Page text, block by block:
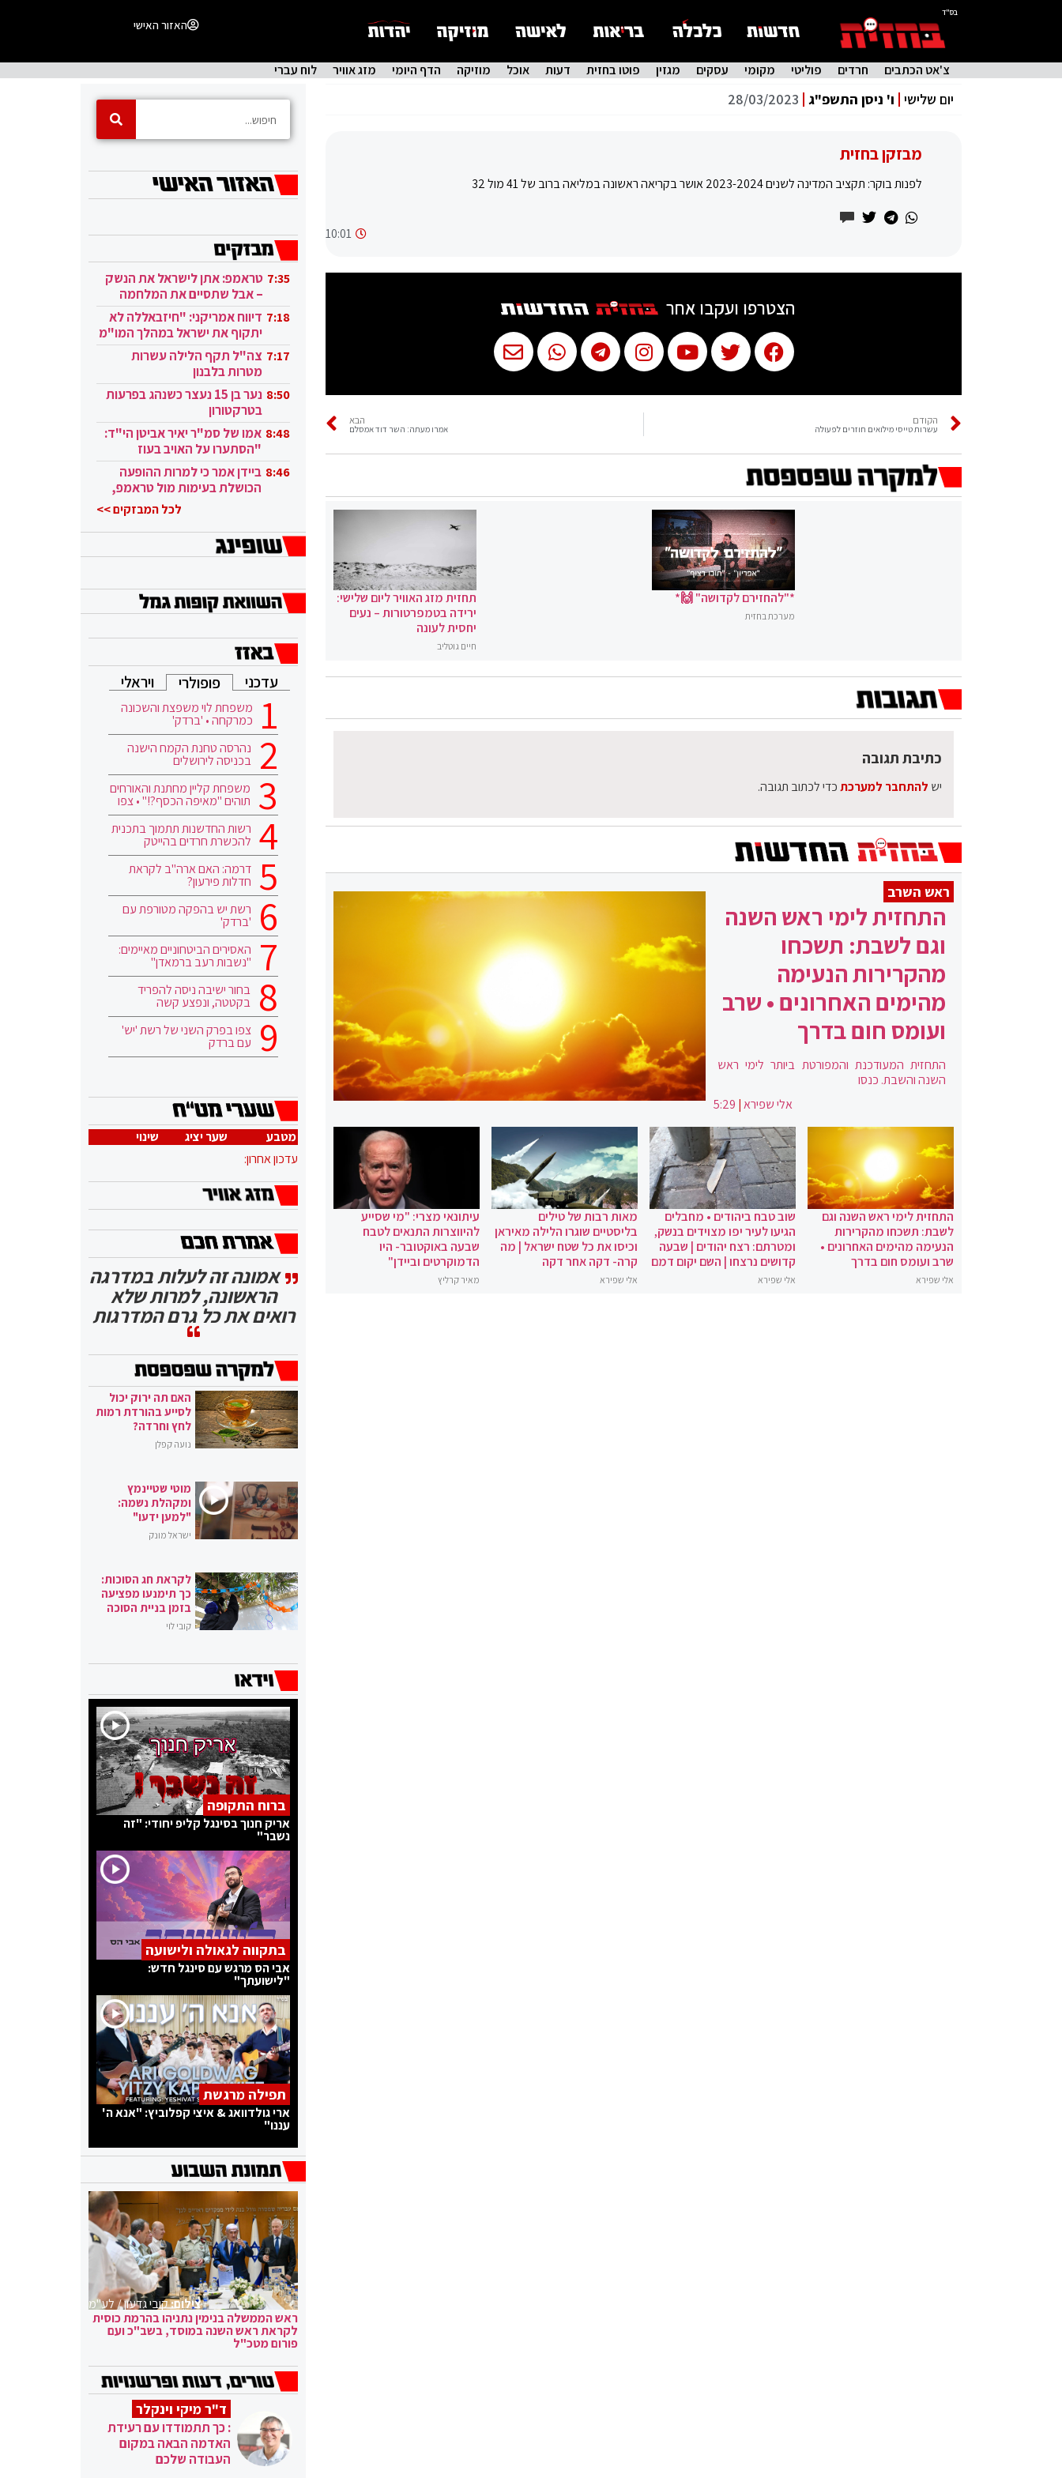
בס"ד
האזור האישי
צ'אט הכתבים חרדים פוליטי מקומי עסקים מגזין פוטו בחזית דעות אוכל מוזיקה הדף היומי מזג אוויר לוח עברי
יום שלישי ו' ניסן התשפ"ג 28/03/2023
מבזקן בחזית
לפנות בוקר: תקציב המדינה לשנים 2023-2024 אושר בקריאה ראשונה במליאה ברוב של 41 מול 32
10:01
הצטרפו ועקבו אחר
הקודם
עשרות טייסי מילואים חוזרים לפעולה
הבא
אמרו מעתה: השר דוד אמסלם
*"להחזירם לקדושה" 🙌*
מערכת בחזית
תחזית מזג האוויר ליום שלישי:
ירידה בטמפרטורות – נעים
יחסית לעונה
חיים גוטליב
כתיבת תגובה
יש להתחבר למערכתכדי לכתוב תגובה.
ראש השרב
התחזית לימי ראש השנה
וגם לשבת: תשכחו
מהקרירות הנעימה
מהימים האחרונים • שרב
ועומס חום בדרך
התחזית המעודכנת והמפורטת ביותר לימי ראש
השנה והשבת. כנסו
אלי שפירא|
5:29
התחזית לימי ראש השנה וגם
לשבת: תשכחו מהקרירות
הנעימה מהימים האחרונים •
שרב ועומס חום בדרך
אלי שפירא
שוב טבח ביהודים • מחבלים
הגיעו לעיר יפו מצוידים בנשק,
ומטרתם: רצח יהודים | שבעה
קדושים נרצחו | השם יקום דמם
אלי שפירא
מאות רבות של טילים
בליסטיים שוגרו הלילה מאיראן
וכיסו את כל שטח ישראל | מה
קרה- דקה אחר דקה
אלי שפירא
עיתונאי מצרי: "מי שסייע
להיווצרות התנאים לטבח
שבעה באוקטובר- היו
הדמוקרטים וביידן"
מאיר קרליץ
7:35 טראמפ: אתן לישראל את הנשק
– אבל שתסיים את המלחמה
בעזה 7:18 דיווח אמריקני: "חיזבאללה לא
יתקוף את ישראל במהלך המו"מ
בקטאר" 7:17 צה"ל תקף הלילה עשרות
מטרות בלבנון
8:50
נער בן 15 נעצר כשנהג בפרעות
בטרקטורון
8:48 אמו של סמ"ר יאיר אביטן הי"ד:
"הסתערו על האויב בעוז
ובגבורה" 8:46 ביידן אמר כי למרות ההופעה
הכושלת בעימות מול טראמפ,
לכל המבזקים >>
עדכני פופולרי ויראלי
משפחת לוי משפצת והשכונה
כמרקחה • 'ברדק'
נהרסה טחנת הקמח הישנה
בכניסה לירושלים
משפחת קליין מחתנת והאורחים
תוהים "מאיפה הכסף?!" • צפו
רשות החדשנות תתמוך בתכנית
להכשרת חרדים בהייטק
דרמה: האם ארה"ב לקראת
חדלות פירעון?
רשת יש בהפקה מטורפת עם
'ברדק'
האסירים הביטחוניים מאיימים:
"נשבות רעב ברמאדן"
בחור ישיבה ניסה להפריד
בקטטה, ונפצע קשה
צפו בפרק השני של רשת 'יש'
עם ברדק
מטבע שער יציג
שינוי
עדכון אחרון:
אמונה זה לעלות במדרגה
הראשונה, למרות שלא
רואים את כל גרם המדרגות
האם תה ירוק יכול
לסייע בהורדת רמות
לחץ וחרדה?
נועה קפלן
מוטי שטיינמץ
ומקהלת נשמה:
"למען ידעו"
ישראל מונק
לקראת חג הסוכות:
כך תימנעו מפציעה
בזמן בניית הסוכה
קובי לוי
ברוח התקופה
אריק חנוך בסינגל קליפ יחודי: "זה
נשבר"
בתקווה לגאולה ולישועה
אבי הס מרגש עם סינגל חדש:
"לישועתך"
תפילה מרגשת
ארי גולדוואג & איצי קפלוביץ: "אנא ה'
עננו"
צילום:קובי גדעון / לע"מ
ראש הממשלה בנימין נתניהו בהרמת כוסית
לקראת ראש השנה במוסד, בשב"כ ועם
פורום מטכ"ל
ד"ר מיקי וינקלר
: כך תתמודדו עם רעידת
האדמה הבאה במקום
העבודה שלכם